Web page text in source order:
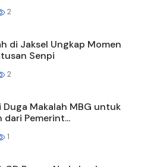
2
di Jaksel Ungkap Momen
Senpi
2
Duga Makalah MBG untuk
dari Pemerint...
1